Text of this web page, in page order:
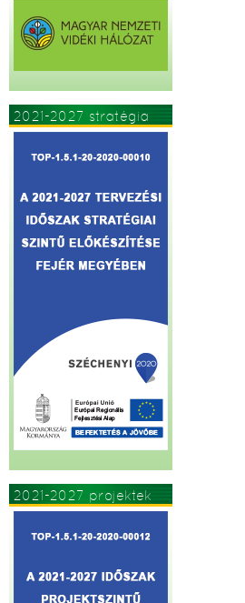
2021-2027 stratégia
2021-2027 projektek